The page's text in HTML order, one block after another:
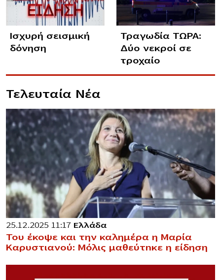
Ισχυρή σεισμική
δόνηση
Τραγωδία ΤΩΡΑ:
Δύο νεκροί σε
τροχαίο
Τελευταία Νέα
25.12.2025 11:17 Ελλάδα
Του έκοψε και την καλημέρα η Μαρία
Καρυστιανού: Μόλις μαθεύτnκε η είδηση